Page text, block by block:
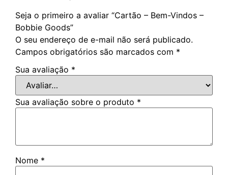
Seja o primeiro a avaliar “Cartão – Bem-Vindos –
Bobbie Goods”
O seu endereço de e-mail não será publicado.
Campos obrigatórios são marcados com *
Sua avaliação *
Sua avaliação sobre o produto *
Nome *